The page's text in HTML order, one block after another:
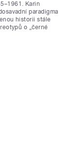
Karin
paradigma
historii stále
o „černé